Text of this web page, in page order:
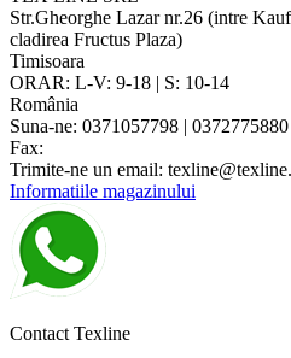
Str.Gheorghe Lazar nr.26 (intre
cladirea Fructus Plaza)
Timisoara
ORAR: L-V: 9-18 | S: 10-14
România
Suna-ne: 0371057798 | 0372775880
Fax:
Trimite-ne un email:
Informatiile magazinului
Contact Texline